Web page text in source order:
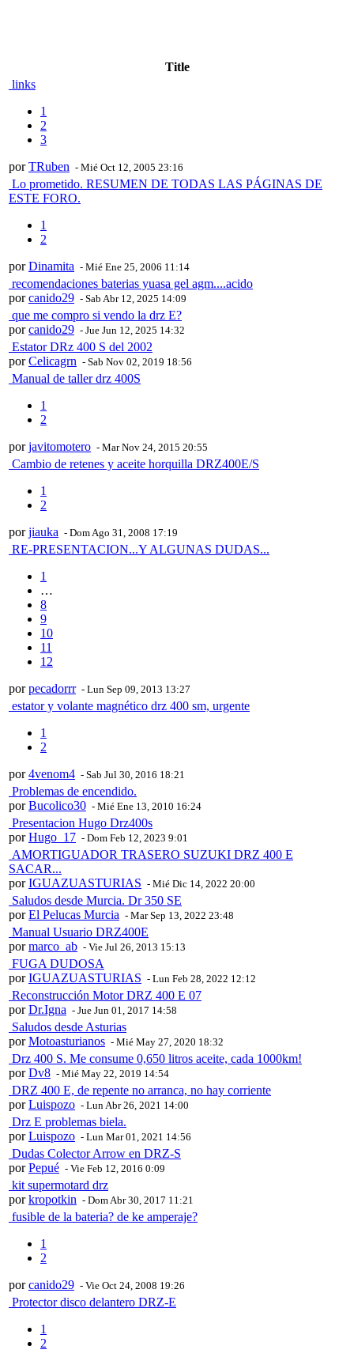
Title
links
1
2
3
porTRuben - Mié Oct 12, 2005 23:16
Lo prometido. RESUMEN DE TODAS LAS PÁGINAS DE
ESTE FORO.
1
2
porDinamita - Mié Ene 25, 2006 11:14
recomendaciones baterias yuasa gel agm....acido
porcanido29 - Sab Abr 12, 2025 14:09
que me compro si vendo la drz E?
porcanido29 - Jue Jun 12, 2025 14:32
Estator DRz 400 S del 2002
porCelicagrn - Sab Nov 02, 2019 18:56
Manual de taller drz 400S
1
2
porjavitomotero - Mar Nov 24, 2015 20:55
Cambio de retenes y aceite horquilla DRZ400E/S
1
2
porjiauka - Dom Ago 31, 2008 17:19
RE-PRESENTACION...Y ALGUNAS DUDAS...
1
…
8
9
10
11
12
porpecadorrr - Lun Sep 09, 2013 13:27
estator y volante magnético drz 400 sm, urgente
1
2
por4venom4 - Sab Jul 30, 2016 18:21
Problemas de encendido.
porBucolico30 - Mié Ene 13, 2010 16:24
Presentacion Hugo Drz400s
porHugo_17 - Dom Feb 12, 2023 9:01
AMORTIGUADOR TRASERO SUZUKI DRZ 400 E
SACAR...
porIGUAZUASTURIAS - Mié Dic 14, 2022 20:00
Saludos desde Murcia. Dr 350 SE
porEl Pelucas Murcia - Mar Sep 13, 2022 23:48
Manual Usuario DRZ400E
pormarco_ab - Vie Jul 26, 2013 15:13
FUGA DUDOSA
porIGUAZUASTURIAS - Lun Feb 28, 2022 12:12
Reconstrucción Motor DRZ 400 E 07
porDr.Igna - Jue Jun 01, 2017 14:58
Saludos desde Asturias
porMotoasturianos - Mié May 27, 2020 18:32
Drz 400 S. Me consume 0,650 litros aceite, cada 1000km!
porDv8 - Mié May 22, 2019 14:54
DRZ 400 E, de repente no arranca, no hay corriente
porLuispozo - Lun Abr 26, 2021 14:00
Drz E problemas biela.
porLuispozo - Lun Mar 01, 2021 14:56
Dudas Colector Arrow en DRZ-S
porPepué - Vie Feb 12, 2016 0:09
kit supermotard drz
porkropotkin - Dom Abr 30, 2017 11:21
fusible de la bateria? de ke amperaje?
1
2
porcanido29 - Vie Oct 24, 2008 19:26
Protector disco delantero DRZ-E
1
2